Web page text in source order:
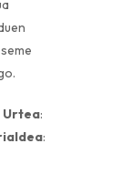
Urtea:
: